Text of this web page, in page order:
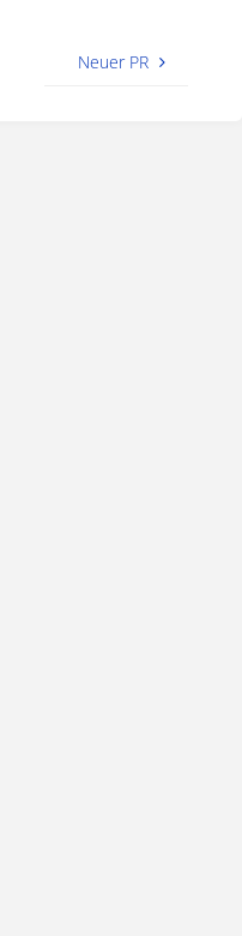
Neuer PR